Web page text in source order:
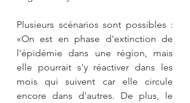
Plusieurs scénarios sont possibles :
«On est en phase d'extinction de
l'épidémie dans une région, mais
elle pourrait s'y réactiver dans les
mois qui suivent car elle circule
encore dans d'autres. De plus, le